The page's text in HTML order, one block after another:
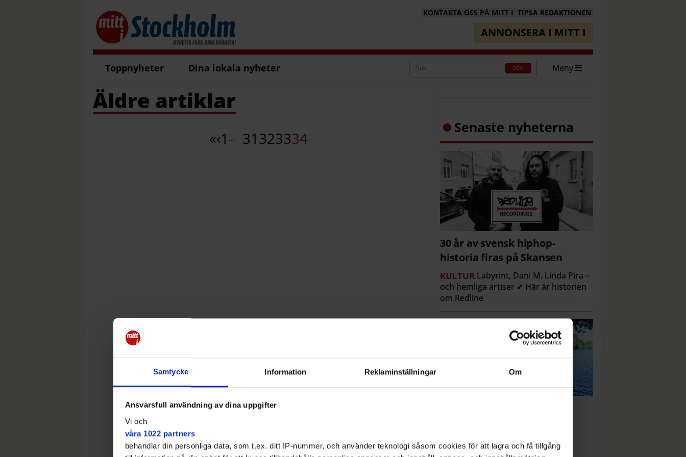
Samtycke Information Reklaminställningar Om
Ansvarsfull användning av dina uppgifter
Vi och
våra 1022 partners
behandlar din personliga data, som t.ex. ditt IP-nummer, och använder teknologi såsom cookies för att lagra och få tillgång
KONTAKTA OSS PÅ MITT I TIPSA REDAKTIONEN
ANNONSERA I MITT I
Toppnyheter Dina lokala nyheter SÖK Meny
Äldre artiklar
«‹1 ... 31323334
Senaste nyheterna
30 år av svensk hiphop-
historia firas på Skansen
KULTUR Labyrint, Dani M, Linda Pira –
och hemliga artiser ✔ Här är historien
om Redline
NYHETER
"Mycket höga halter” ✔
Finns alternativ – på samma ö